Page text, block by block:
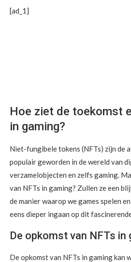
[ad_1]
Hoe ziet de toekomst
in gaming?
Niet-fungibele tokens (NFTs) zijn de
populair geworden in de wereld van
verzamelobjecten en zelfs gaming.
van NFTs in gaming? Zullen ze een
de manier waarop we games spelen
eens dieper ingaan op dit
De opkomst van NFTs in
De opkomst van NFTs in gaming kan